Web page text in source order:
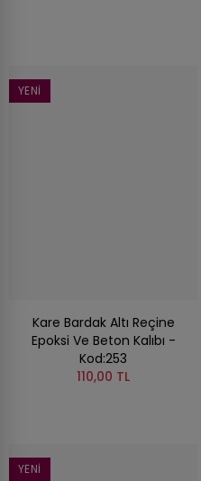
YENI
Kare Bardak Altı Reçine
Epoksi Ve Beton Kalıbı -
Kod:253
110,00 TL
YENI